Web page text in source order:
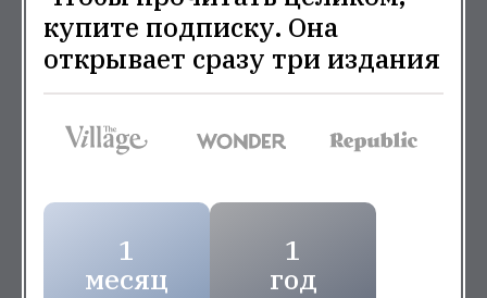
купите подписку. Она
открывает сразу три издания
1
месяц
1
год